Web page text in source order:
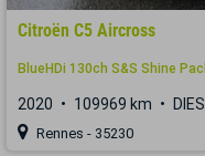
Citroën C5 Aircross
BlueHDi 130ch S&S Shine
2020 109969 km
Rennes - 35230